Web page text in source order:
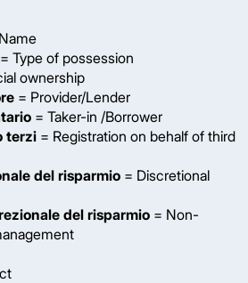
= Type of possession
ownership
= Provider/Lender
= Taker-in /Borrower
terzi = Registration on behalf of third
del risparmio = Discretional
del risparmio = Non-